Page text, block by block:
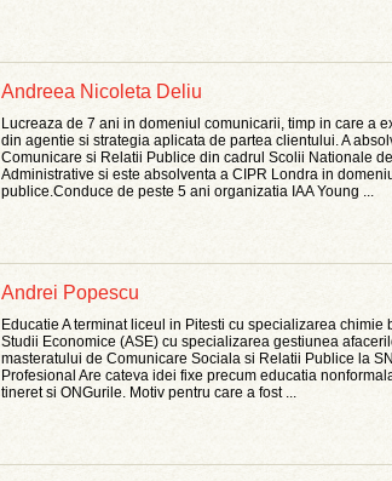
Andreea Nicoleta Deliu
Lucreaza de 7 ani in domeniul comunicarii, timp in care a
din agentie si strategia aplicata de partea clientului. A
Comunicare si Relatii Publice din cadrul Scolii Nationale
Administrative si este absolventa a CIPR Londra in
publice.Conduce de peste 5 ani organizatia IAA Young ...
Andrei Popescu
Educatie A terminat liceul in Pitesti cu specializarea chimie
Studii Economice (ASE) cu specializarea gestiunea
masteratului de Comunicare Sociala si Relatii Publice la
Profesional Are cateva idei fixe precum educatia
tineret si ONGurile. Motiv pentru care a fost ...